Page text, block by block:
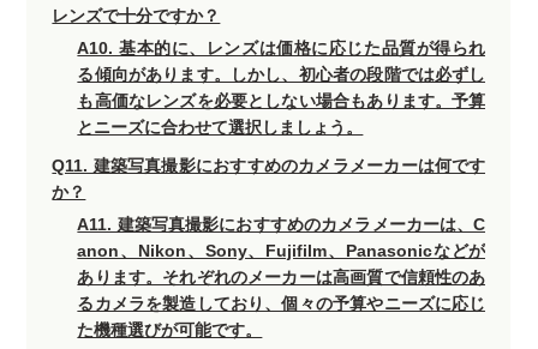
レンズで十分ですか？
A10. 基本的に、レンズは価格に応じた品質が得られ
る傾向があります。しかし、初心者の段階では必ずし
も高価なレンズを必要としない場合もあります。予算
とニーズに合わせて選択しましょう。
Q11. 建築写真撮影におすすめのカメラメーカーは何です
か？
A11. 建築写真撮影におすすめのカメラメーカーは、C
anon、Nikon、Sony、Fujifilm、Panasonicなどが
あります。それぞれのメーカーは高画質で信頼性のあ
るカメラを製造しており、個々の予算やニーズに応じ
た機種選びが可能です。